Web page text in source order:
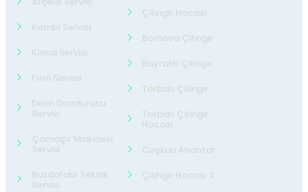
Kombi Servisi
Klima Servisi
Fırın Servisi
Derin Dondurucu
Servisi
Çamaşır Makinesi
Servisi
Buzdolabı Teknik
Servisi
Çilingir Hocası
Bornova Çilingir
Bayraklı Çilingir
Torbalı Çilingir
Torbalı Çilingir
Hocası
Coşkun Anahtar
Çilingir Hocası 2